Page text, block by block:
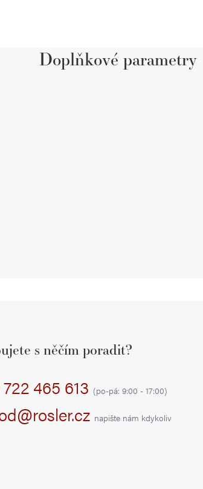
Doplňkové parametry
s něčím poradit?
465 613 (po-pá: 9:00 - 17:00)
napište nám kdykoliv